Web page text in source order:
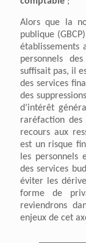
Alors que la
publique
établissements
personnels
suffisait pas, il
des services
des
d’intérêt
raréfaction
recours aux
est un risque
les personnels
des services
éviter les
forme de
reviendrons
enjeux de cet